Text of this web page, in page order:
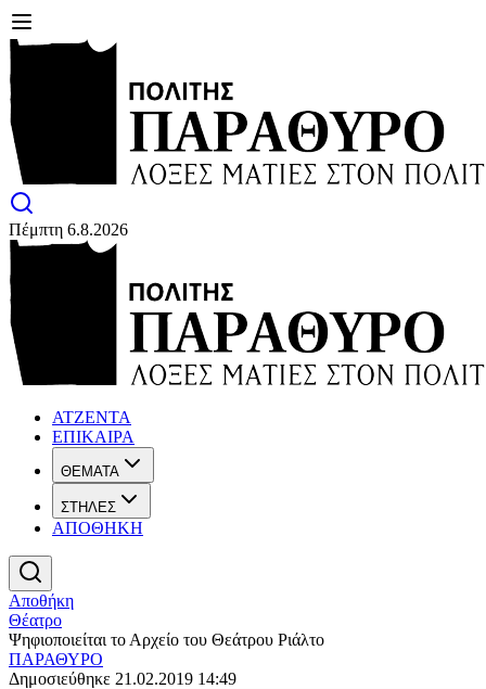
Πέμπτη 6.8.2026
ΑΤΖΕΝΤΑ
ΕΠΙΚΑΙΡΑ
ΘΕΜΑΤΑ
ΣΤΗΛΕΣ
ΑΠΟΘΗΚΗ
Αποθήκη
Θέατρο
Ψηφιοποιείται το Αρχείο του Θεάτρου Ριάλτο
ΠΑΡΑΘΥΡΟ
Δημοσιεύθηκε 21.02.2019 14:49